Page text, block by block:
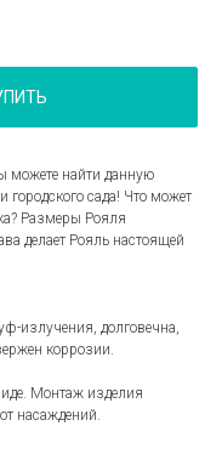
можете найти данную
городского сада! Что может
Размеры Рояля
делает Рояль настоящей
излучения, долговечна,
коррозии.
Монтаж изделия
насаждений.